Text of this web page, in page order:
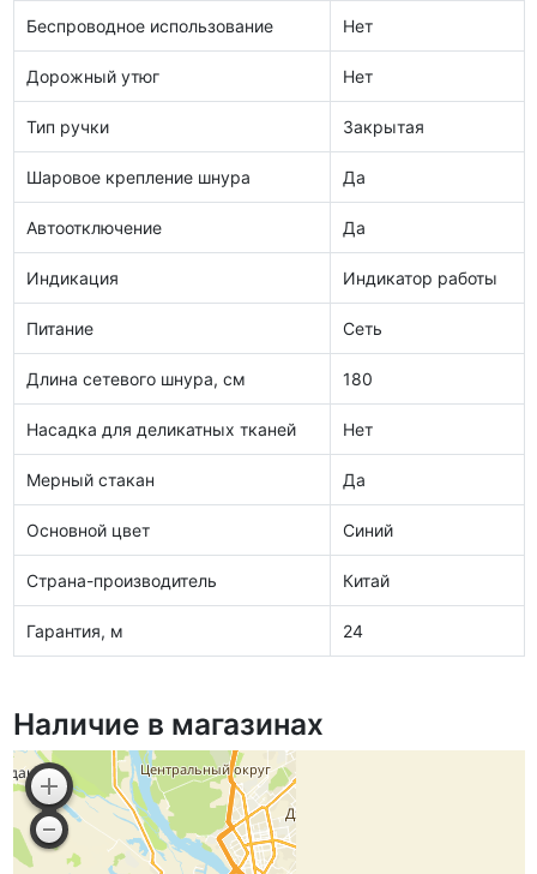
Беспроводное использование Нет
Дорожный утюг Нет
Тип ручки Закрытая
Шаровое крепление шнура Да
Автоотключение Да
Индикация Индикатор работы
Питание Сеть
Длина сетевого шнура, см 180
Насадка для деликатных тканей Нет
Мерный стакан Да
Основной цвет Синий
Страна-производитель Китай
Гарантия, м 24
Наличие в магазинах